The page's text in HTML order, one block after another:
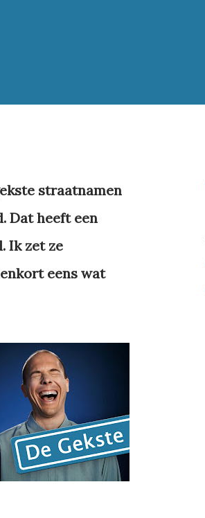
straatnamen
. Dat heeft een
Ik zet ze
eens wat